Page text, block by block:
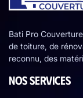
Bati Pro
de toiture, de
reconnu, des
NOS SERVICES